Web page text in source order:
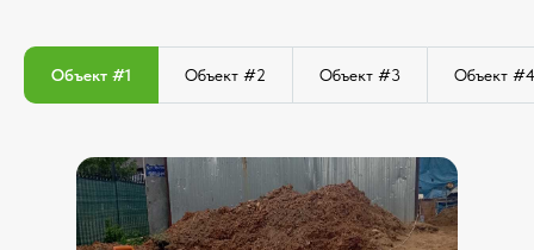
Объект #1 Объект #2 Объект #3 Объект #4